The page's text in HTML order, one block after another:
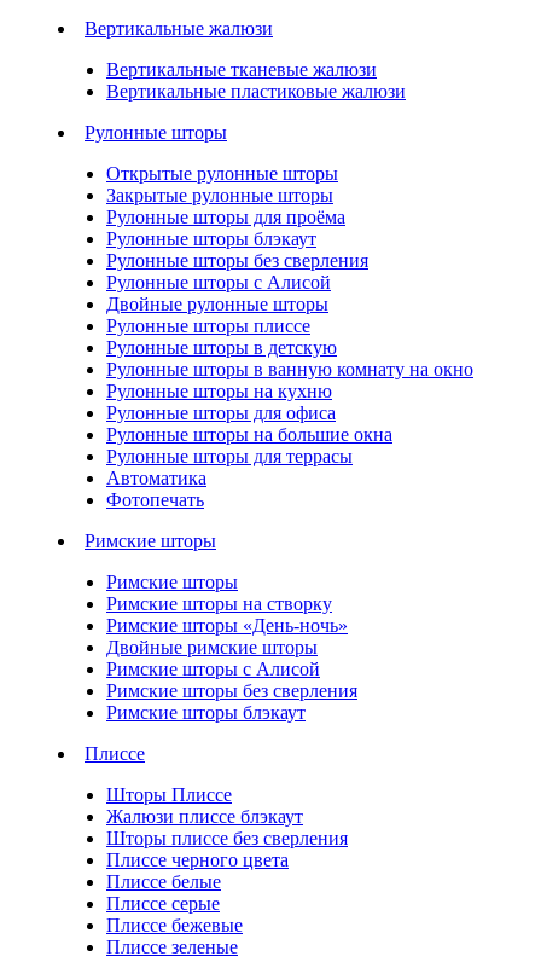
Вертикальные жалюзи
Вертикальные тканевые жалюзи
Вертикальные пластиковые жалюзи
Рулонные шторы
Открытые рулонные шторы
Закрытые рулонные шторы
Рулонные шторы для проёма
Рулонные шторы блэкаут
Рулонные шторы без сверления
Рулонные шторы с Алисой
Двойные рулонные шторы
Рулонные шторы плиссе
Рулонные шторы в детскую
Рулонные шторы в ванную комнату на окно
Рулонные шторы на кухню
Рулонные шторы для офиса
Рулонные шторы на большие окна
Рулонные шторы для террасы
Автоматика
Фотопечать
Римские шторы
Римские шторы
Римские шторы на створку
Римские шторы «День-ночь»
Двойные римские шторы
Римские шторы с Алисой
Римские шторы без сверления
Римские шторы блэкаут
Плиссе
Шторы Плиссе
Жалюзи плиссе блэкаут
Шторы плиссе без сверления
Плиссе черного цвета
Плиссе белые
Плиссе серые
Плиссе бежевые
Плиссе зеленые